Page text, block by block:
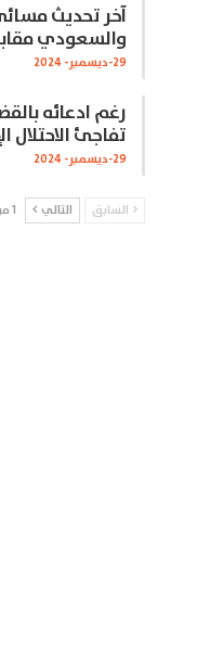
آخر تحديث
والسعودي
29-ديسمبر- 2024
رغم ادعائه
تفاجئ الاحتلال
29-ديسمبر- 2024
السابق التالي 1 من 2٬214